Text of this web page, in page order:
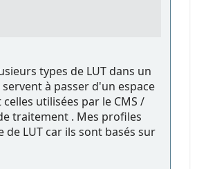
types de LUT dans un
à passer d'un espace
utilisées par le CMS /
traitement . Mes profiles
de LUT car ils sont basés sur